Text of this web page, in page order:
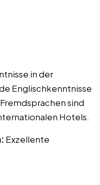
in der
Englischkenntnisse
sind
Hotels.
Exzellente